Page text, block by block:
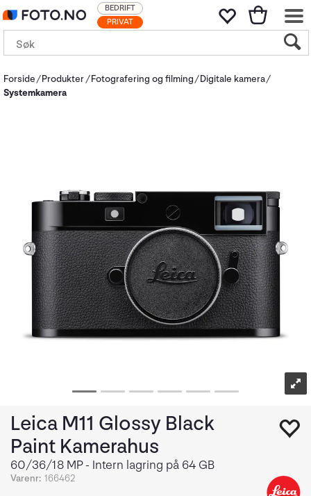
PRIVAT
BEDRIFT
Forside Produkter Fotografering og filming
Digitale kamera
Systemkamera
Leica M11 Glossy Black
Paint Kamerahus
60/36/18 MP - Intern lagring på 64 GB
Varenr: 166462